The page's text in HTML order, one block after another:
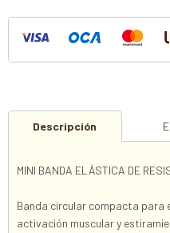
Descripción
MINI BANDA ELÁSTICA DE
Banda circular compacta para
activación muscular y